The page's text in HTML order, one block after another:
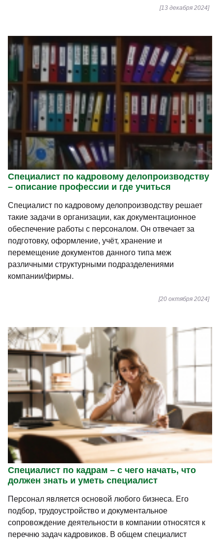
[13 декабря 2024]
Специалист по кадровому делопроизводству
– описание профессии и где учиться
Специалист по кадровому делопроизводству решает
такие задачи в организации, как документационное
обеспечение работы с персоналом. Он отвечает за
подготовку, оформление, учёт, хранение и
перемещение документов данного типа меж
различными структурными подразделениями
компании/фирмы.
[20 октября 2024]
Специалист по кадрам – с чего начать, что
должен знать и уметь специалист
Персонал является основой любого бизнеса. Его
подбор, трудоустройство и документальное
сопровождение деятельности в компании относятся к
перечню задач кадровиков. В общем специалист